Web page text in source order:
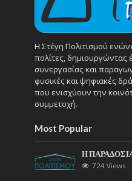
Η Στέγη Πολιτισμού
πολίτες, δημιουργώντας
συνεργασίας και
φυσικές και ψηφιακές
που ενισχύουν την
συμμετοχή.
Most Popular
Η
724 Views